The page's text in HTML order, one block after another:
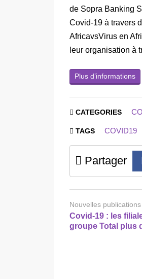
de Sopra Banking
Covid-19 à travers
AfricavsVirus en
leur organisation à
Plus d’informations
CATEGORIES
TAGS COVID19
Partager
Nouvelles publications
Covid-19 : les
groupe Total plus